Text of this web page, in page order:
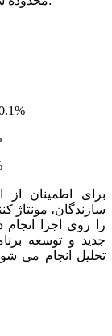
برای اطمینان
سازندگان، مونتاژ
را روی اجزا انجام
تحلیل انجام می